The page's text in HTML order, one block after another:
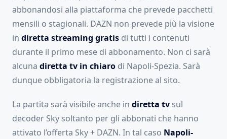
abbonandosi alla piattaforma che prevede pacchetti
mensili o stagionali. DAZN non prevede più la visione
in diretta streaming gratis di tutti i contenuti
durante il primo mese di abbonamento. Non ci sarà
alcuna diretta tv in chiaro di Napoli-Spezia. Sarà
dunque obbligatoria la registrazione al sito.
La partita sarà visibile anche in diretta tv sul
decoder Sky soltanto per gli abbonati che hanno
attivato l’offerta Sky + DAZN. In tal caso Napoli-